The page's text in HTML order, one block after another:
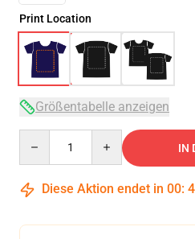
Print Location
Größentabelle anzeigen
IN
Diese Aktion endet in 00: